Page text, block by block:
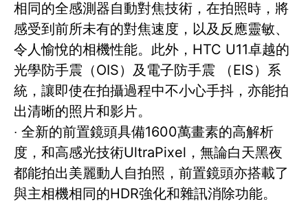
相同的全感測器自動對焦技術，在拍照時，將
感受到前所未有的對焦速度，以及反應靈敏、
令人愉悅的相機性能。此外，HTC U11卓越的
光學防手震（OIS）及電子防手震 （EIS）系
統，讓即使在拍攝過程中不小心手抖，亦能拍
出清晰的照片和影片。
‧ 全新的前置鏡頭具備1600萬畫素的高解析
度，和高感光技術UltraPixel，無論白天黑夜
都能拍出美麗動人自拍照，前置鏡頭亦搭載了
與主相機相同的HDR強化和雜訊消除功能。